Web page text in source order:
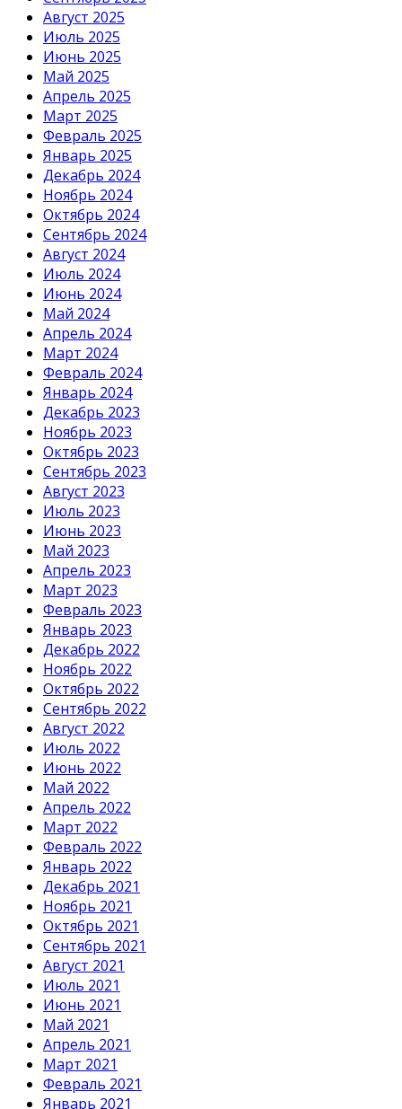
Август 2025
Июль 2025
Июнь 2025
Май 2025
Апрель 2025
Март 2025
Февраль 2025
Январь 2025
Декабрь 2024
Ноябрь 2024
Октябрь 2024
Сентябрь 2024
Август 2024
Июль 2024
Июнь 2024
Май 2024
Апрель 2024
Март 2024
Февраль 2024
Январь 2024
Декабрь 2023
Ноябрь 2023
Октябрь 2023
Сентябрь 2023
Август 2023
Июль 2023
Июнь 2023
Май 2023
Апрель 2023
Март 2023
Февраль 2023
Январь 2023
Декабрь 2022
Ноябрь 2022
Октябрь 2022
Сентябрь 2022
Август 2022
Июль 2022
Июнь 2022
Май 2022
Апрель 2022
Март 2022
Февраль 2022
Январь 2022
Декабрь 2021
Ноябрь 2021
Октябрь 2021
Сентябрь 2021
Август 2021
Июль 2021
Июнь 2021
Май 2021
Апрель 2021
Март 2021
Февраль 2021
Январь 2021